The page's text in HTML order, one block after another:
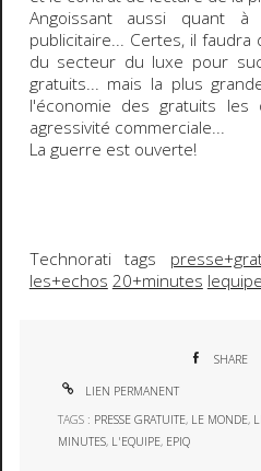
Angoissant aussi quant
publicitaire... Certes, il
du secteur du luxe pour
gratuits... mais la plus
l'économie des gratuits
agressivité commerciale...
La guerre est ouverte!
Technorati tags
les+echos 20+minutes lequipe
SHARE
LIEN PERMANENT
TAGS : PRESSE GRATUITE, LE MONDE,
MINUTES, L'EQUIPE, EPIQ